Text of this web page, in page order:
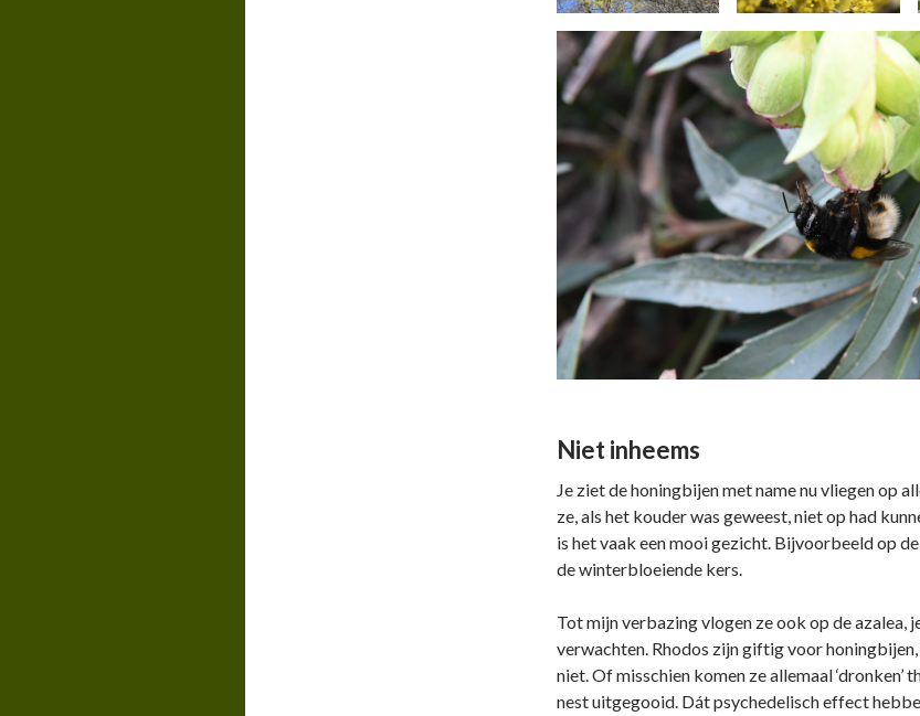
Niet inheems
Je ziet de honingbijen met name nu vliegen op
ze, als het kouder was geweest, niet op had
is het vaak een mooi gezicht. Bijvoorbeeld op
de winterbloeiende kers.
Tot mijn verbazing vlogen ze ook op de azalea,
verwachten. Rhodos zijn giftig voor
niet. Of misschien komen ze allemaal ‘dronken’
nest uitgegooid. Dát psychedelisch effect